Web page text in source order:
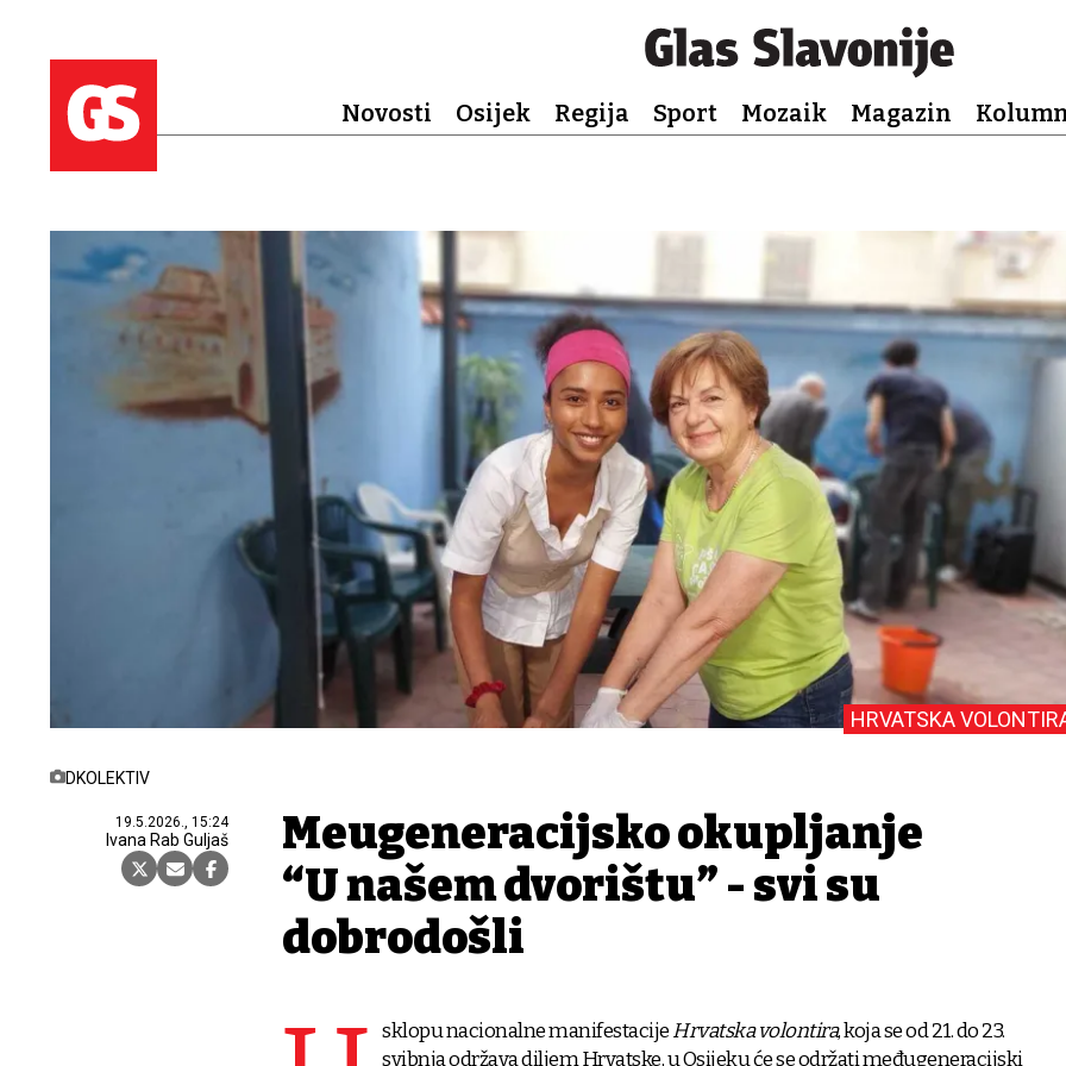
Novosti Osijek Regija Sport Mozaik Magazin
DKOLEKTIV
19.5.2026., 15:24
Ivana Rab Guljaš
HRVATSKA
Međugeneracijsko okupljanje
“U našem dvorištu” - svi su
dobrodošli
sklopu nacionalne manifestacijeHrvatska volontira, koja se od 21. do 23.
svibnja održava diljem Hrvatske, u Osijeku će se održati međugeneracijski